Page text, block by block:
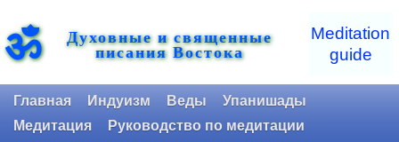
ॐ Духовные и священные
писания Востока
Meditation
guide
Главная Индуизм Веды
Упанишады
Медитация
Руководство по медитации